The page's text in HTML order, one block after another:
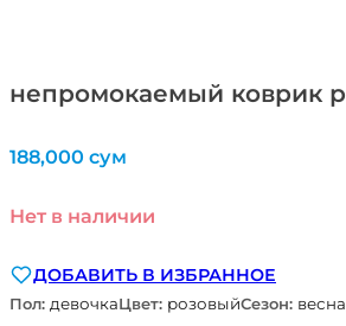
непромокаемый коврик
188,000 сум
Нет в наличии
ДОБАВИТЬ В ИЗБРАННОЕ
Пол: девочкаЦвет: розовыйСезон: